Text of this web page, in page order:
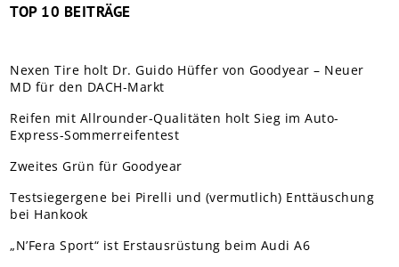
TOP 10 BEITRÄGE
Nexen Tire holt Dr. Guido Hüffer von Goodyear – Neuer
MD für den DACH-Markt
Reifen mit Allrounder-Qualitäten holt Sieg im Auto-
Express-Sommerreifentest
Zweites Grün für Goodyear
Testsiegergene bei Pirelli und (vermutlich) Enttäuschung
bei Hankook
„N’Fera Sport“ ist Erstausrüstung beim Audi A6